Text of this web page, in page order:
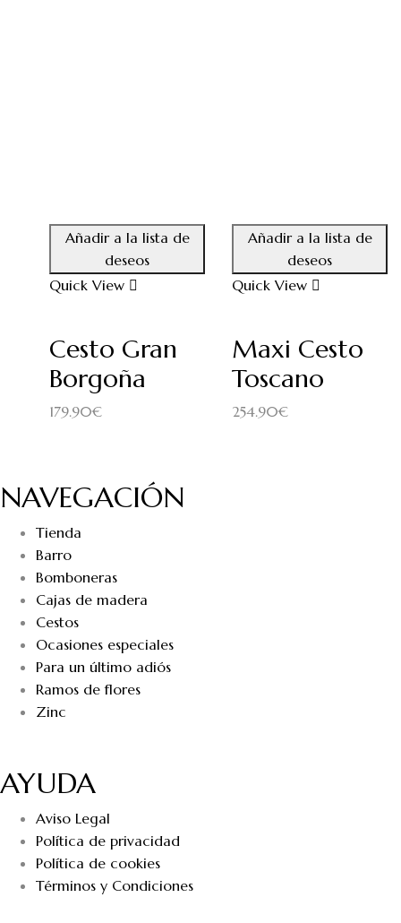
Añadir a la lista de
deseos
Quick View
Cesto Gran
Borgoña
179.90€
Añadir a la lista de
deseos
Quick View
Maxi Cesto
Toscano
254.90€
NAVEGACIÓN
Tienda
Barro
Bomboneras
Cajas de madera
Cestos
Ocasiones especiales
Para un último adiós
Ramos de flores
Zinc
AYUDA
Aviso Legal
Política de privacidad
Política de cookies
Términos y Condiciones